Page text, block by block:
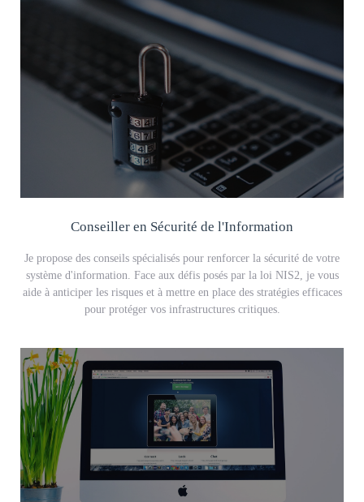
Conseiller en Sécurité de l'Information
Je propose des conseils spécialisés pour renforcer la sécurité de votre
système d'information. Face aux défis posés par la loi NIS2, je vous
aide à anticiper les risques et à mettre en place des stratégies efficaces
pour protéger vos infrastructures critiques.